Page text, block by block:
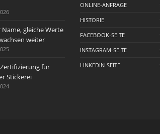
Name, gleiche Werte
weiter
Zertifizierung für
Stickerei
ONLINE-ANFRAGE
HISTORIE
FACEBOOK-SEITE
INSTAGRAM-SEITE
LINKEDIN-SEITE